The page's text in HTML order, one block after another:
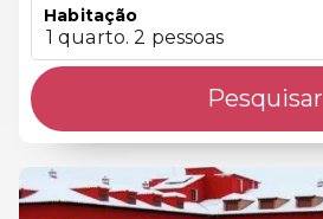
Habitação
1 quarto. 2 pessoas
Pesquisar